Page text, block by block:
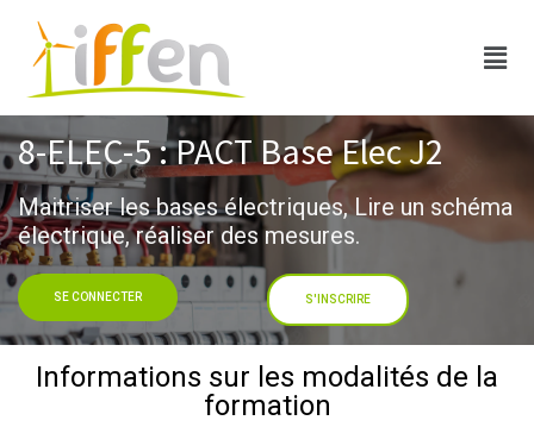
8-ELEC-5 : PACT Base Elec J2​
Maitriser les bases électriques, Lire un schéma
électrique, réaliser des mesures​.
SE CONNECTER S'INSCRIRE
Informations sur les modalités de la
formation